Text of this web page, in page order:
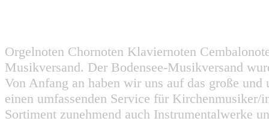
Orgelnoten Chornoten Klaviernoten
Musikversand. Der Bodensee-Musikversand
Von Anfang an haben wir uns auf das große
einen umfassenden Service für
Sortiment zunehmend auch Instrumentalwerke